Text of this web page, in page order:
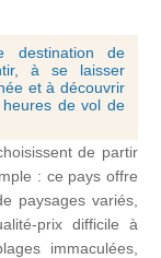
destination de
à se laisser
et à découvrir
de vol de
de partir
: ce pays offre
paysages variés,
prix difficile à
immaculées,